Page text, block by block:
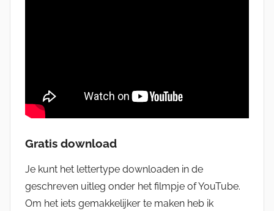
Gratis download
Je kunt het lettertype downloaden in de
geschreven uitleg onder het filmpje of YouTube.
Om het iets gemakkelijker te maken heb ik